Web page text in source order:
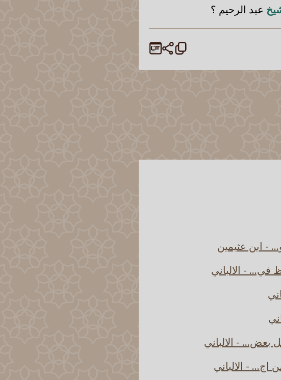
عبد الرحيم ؟
- ابن عثيمين
- الالباني
- الالباني
- الالباني